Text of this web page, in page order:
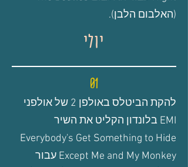
(האלבום הלבן).
יולי
01
להקת הביטלס באולפן 2 של אולפני
EMI בלונדון הקליט את השיר
Everybody's Get Something to Hide
Except Me and My Monkey עבור